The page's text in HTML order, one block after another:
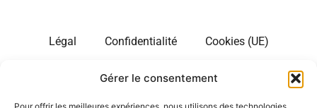
Gérer le consentement
Légal Confidentialité Cookies (UE)
Site d’information sur les longs séjours touristiques aux